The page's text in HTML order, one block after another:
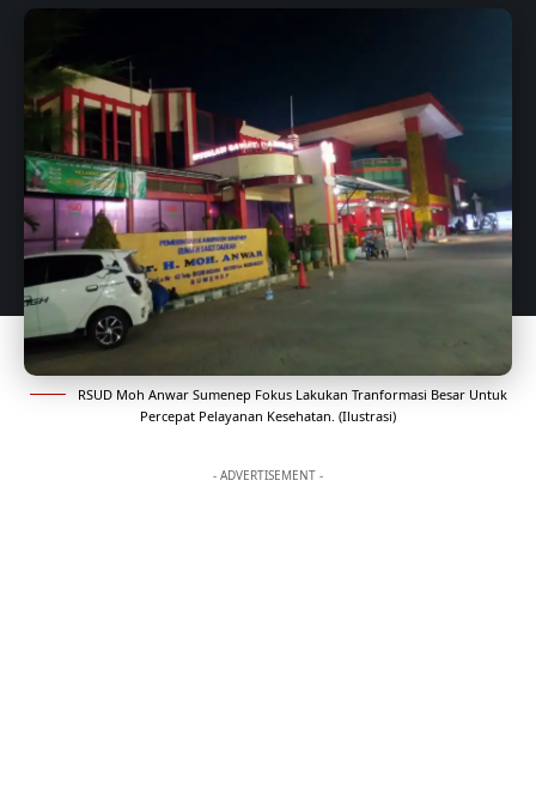
RSUD Moh Anwar Sumenep Fokus Lakukan Tranformasi Besar Untuk
Percepat Pelayanan Kesehatan. (Ilustrasi)
- ADVERTISEMENT -